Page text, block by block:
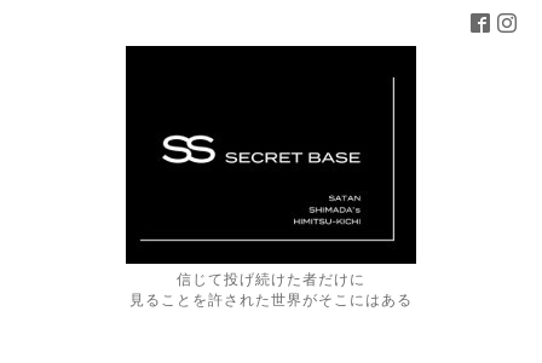
信じて投げ続けた者だけに
見ることを許された世界がそこにはある